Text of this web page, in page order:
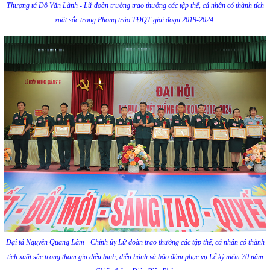
Thượng tá Đỗ Văn Lành - Lữ đoàn trưởng trao thưởng các tập thể, cá nhân có thành tích
xuất sắc trong Phong trào TĐQT giai đoạn 2019-2024.
Đại tá Nguyễn Quang Lâm - Chính ủy Lữ đoàn trao thưởng các tập thể, cá nhân có thành
tích xuất sắc trong tham gia diễu binh, diễu hành và bảo đảm phục vụ Lễ kỷ niệm 70 năm